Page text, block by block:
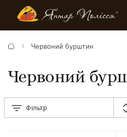
Червоний бурштин
Червоний
Фільтр